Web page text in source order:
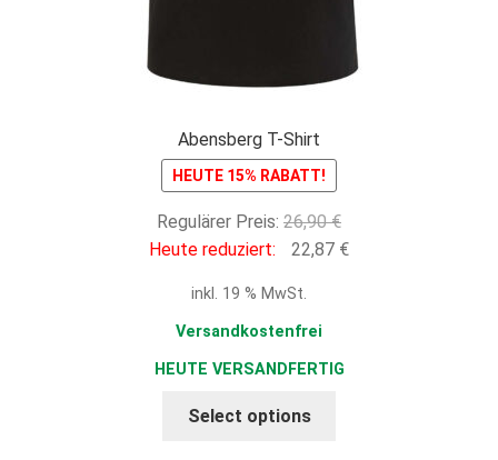
Abensberg T-Shirt
HEUTE 15% RABATT!
Regulärer Preis: 26,90€Ursprünglicher
Preis
Heute reduziert: 22,87 €Aktueller
inkl. 19 % MwSt.
Versandkostenfrei
HEUTE VERSANDFERTIG
Select options